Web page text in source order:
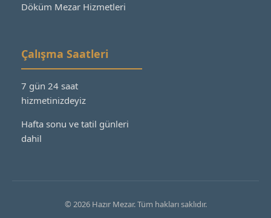
Döküm Mezar Hizmetleri
Çalışma Saatleri
7 gün 24 saat
hizmetinizdeyiz
Hafta sonu ve tatil günleri
dahil
© 2026 Hazır Mezar. Tüm hakları saklıdır.